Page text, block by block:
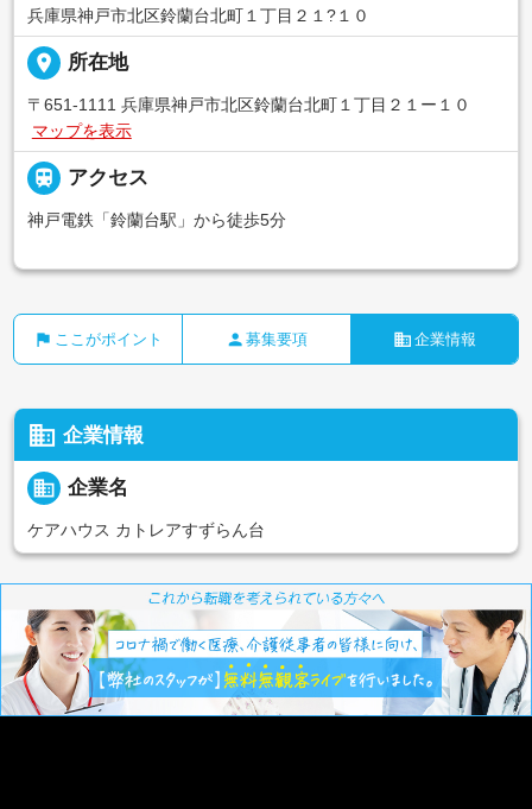
兵庫県神戸市北区鈴蘭台北町１丁目２１?１０
place 所在地
〒651-1111 兵庫県神戸市北区鈴蘭台北町１丁目２１ー１０
マップを表示
 アクセス
神戸電鉄「鈴蘭台駅」から徒歩5分
flag ここがポイント person 募集要項 business 企業情報
business 企業情報
business 企業名
ケアハウス カトレアすずらん台